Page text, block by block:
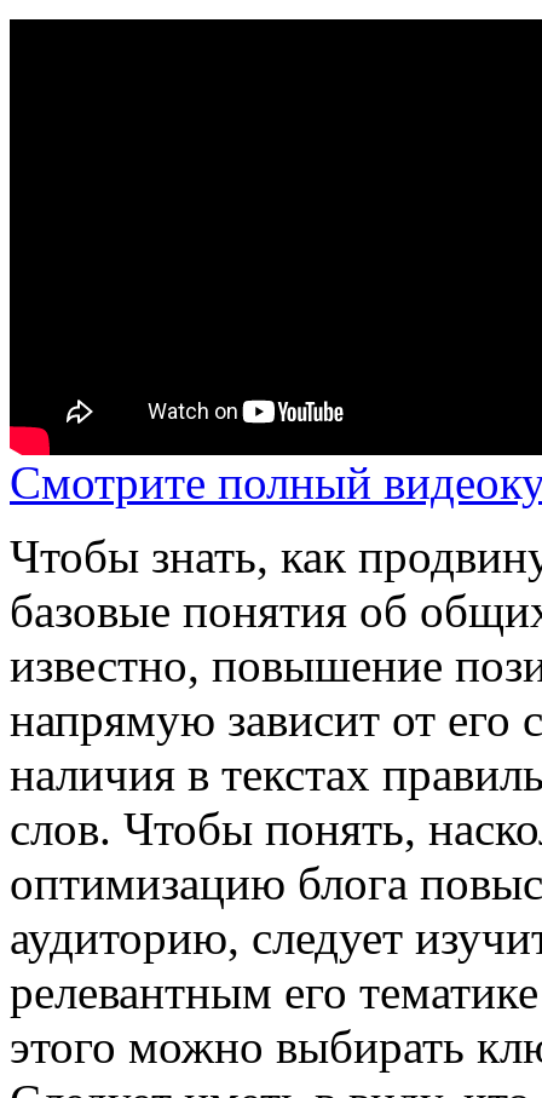
Смотрите полный
Чтобы знать, как
базовые понятия об
известно, повышение
напрямую зависит от его
наличия в текстах
слов. Чтобы понять,
оптимизацию блога
аудиторию, следует
релевантным его
этого можно выбирать